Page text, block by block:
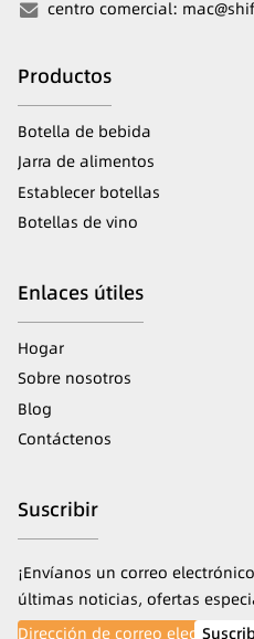
centro comercial:
Productos
Botella de bebida
Jarra de alimentos
Establecer botellas
Botellas de vino
Enlaces útiles
Hogar
Sobre nosotros
Blog
Contáctenos
Suscribir
¡Envíanos un correo
últimas noticias, ofertas